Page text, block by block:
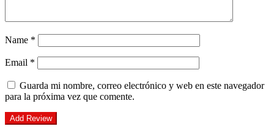
Name *
Email *
Guarda mi nombre, correo electrónico y web en este navegador
para la próxima vez que comente.